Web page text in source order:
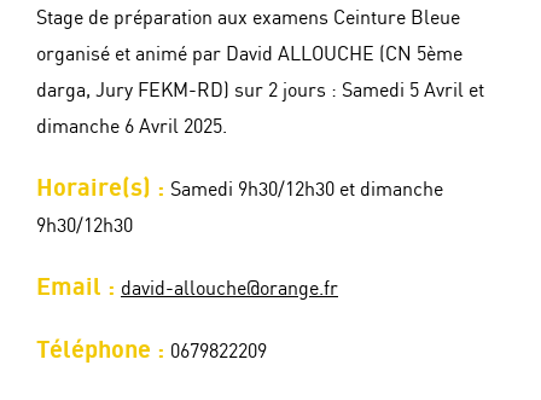
Stage de préparation aux examens Ceinture Bleue
organisé et animé par David ALLOUCHE (CN 5ème
darga, Jury FEKM-RD) sur 2 jours : Samedi 5 Avril et
dimanche 6 Avril 2025.
Horaire(s) : Samedi 9h30/12h30 et dimanche
9h30/12h30
Email : david-allouche@orange.fr
Téléphone : 0679822209